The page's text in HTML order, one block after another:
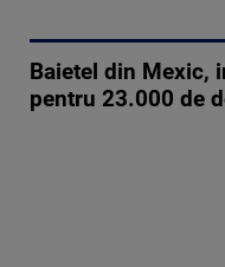
Baietel din Mexic,
pentru 23.000 de